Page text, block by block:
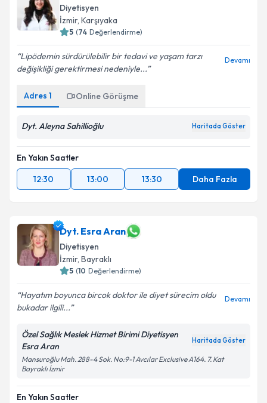
Diyetisyen
İzmir, Karşıyaka
5 (74 Değerlendirme)
Lipödemin sürdürülebilir bir tedavi ve yaşam tarzı
değişikliği gerektirmesi nedeniyle...
Devamı
Adres 1 Online Görüşme
Dyt. Aleyna Sahillioğlu Haritada Göster
En Yakın Saatler
12:30
13:00 13:30 Daha Fazla
Dyt. Esra Aran
Diyetisyen
İzmir, Bayraklı
5 (10 Değerlendirme)
Hayatım boyunca bircok doktor ile diyet sürecim oldu
bukadar ilgili...
Devamı
Özel Sağlık Meslek Hizmet Birimi Diyetisyen
Esra Aran
Haritada Göster
Mansuroğlu Mah. 288-4 Sok. No:9-1 Avcılar Exclusive A164. 7. Kat
Bayraklı İzmir
En Yakın Saatler